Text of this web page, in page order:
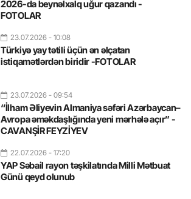
2026-da beynəlxalq uğur qazandı -
FOTOLAR
23.07.2026 - 10:08
Türkiyə yay tətili üçün ən əlçatan
istiqamətlərdən biridir -FOTOLAR
23.07.2026 - 09:54
“İlham Əliyevin Almaniya səfəri Azərbaycan–
Avropa əməkdaşlığında yeni mərhələ açır” -
CAVANŞİR FEYZİYEV
22.07.2026 - 17:20
YAP Səbail rayon təşkilatında Milli Mətbuat
Günü qeyd olunub